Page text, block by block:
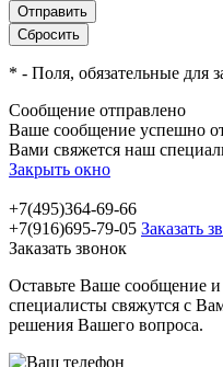
* - Поля, обязательные для
Сообщение отправлено
Ваше сообщение успешно
Вами свяжется наш
Закрыть окно
+7(495)364-69-66
+7(916)695-79-05 Заказать
Заказать звонок
Оставьте Ваше сообщение
специалисты свяжутся с
решения Вашего вопроса.